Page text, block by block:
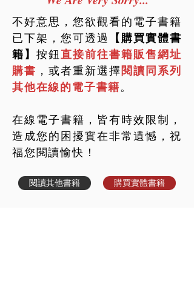
不好意思，您欲觀看的電子書籍
已下架，您可透過
【購買實體書
籍】按鈕直接前往書籍販售網址
購書 ，或者重新選擇閱讀同系列
其他在線的電子書籍。
在線電子書籍，皆有時效限制，
造成您的困擾實在非常遺憾，祝
福您閱讀愉快！
閱讀其他書籍 購買實體書籍